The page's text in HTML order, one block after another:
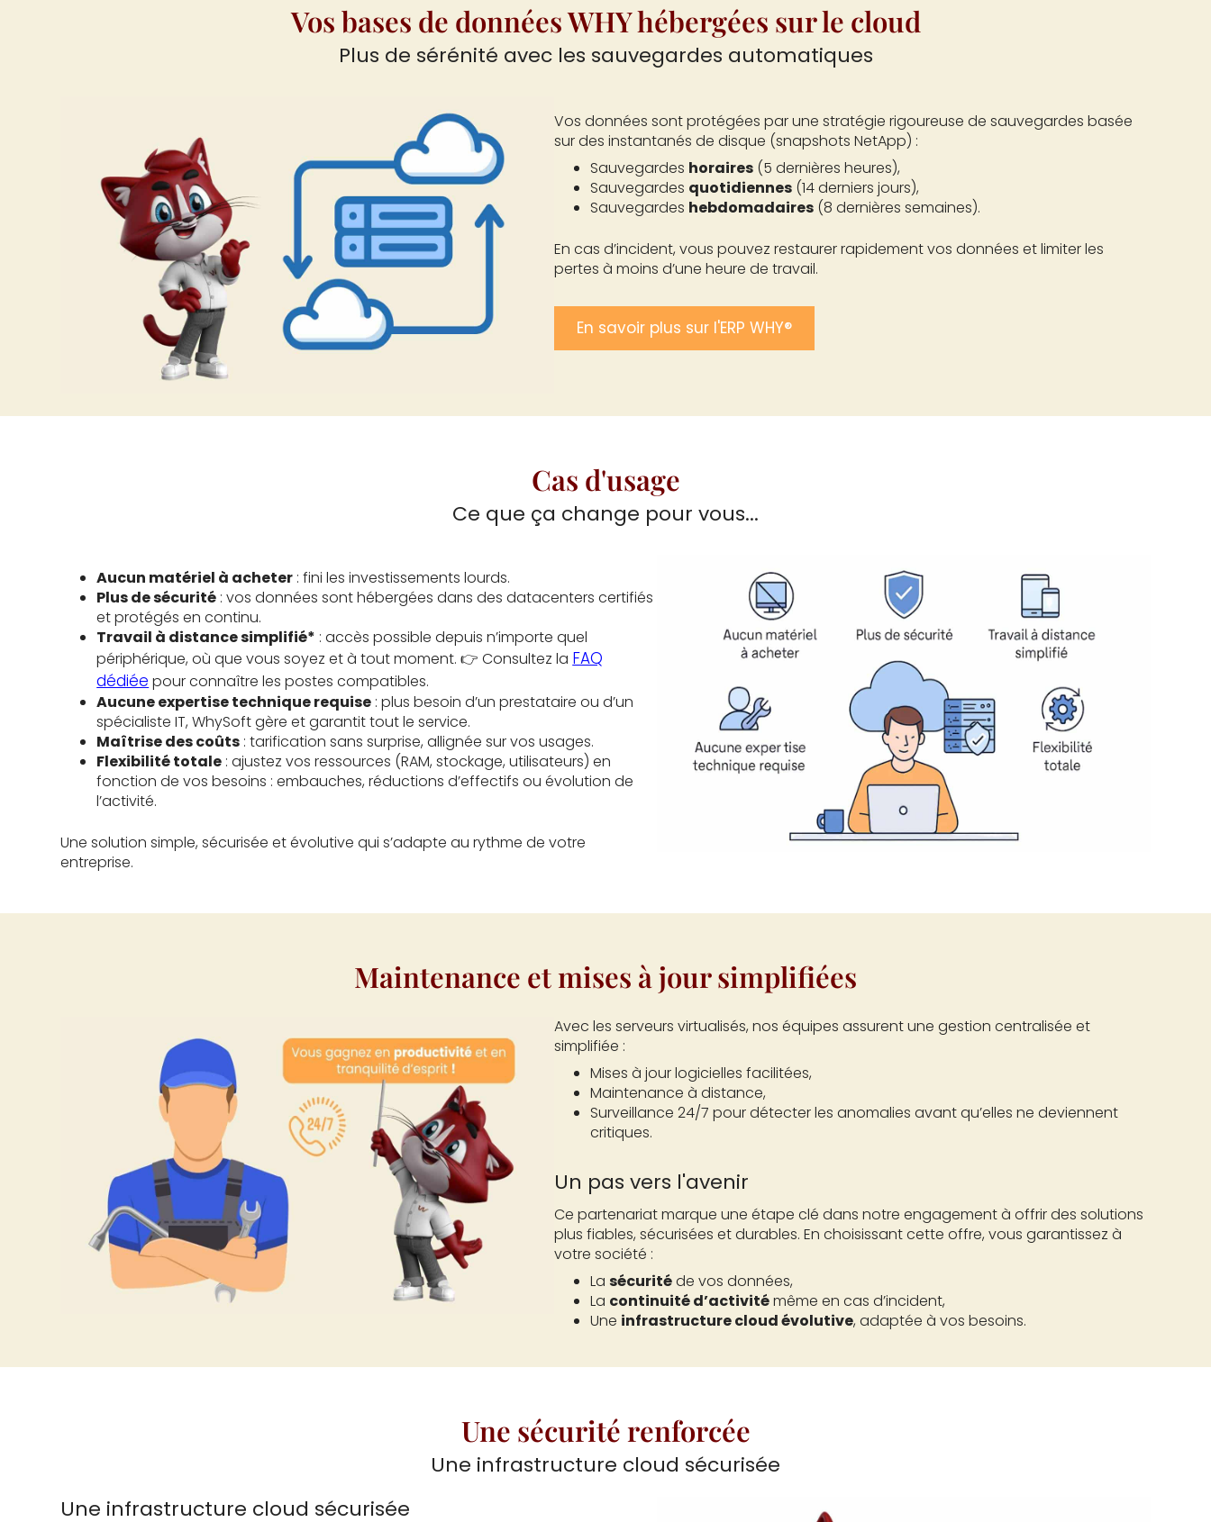
Vos bases de données WHY hébergées sur le cloud
Plus de sérénité avec les sauvegardes automatiques
Vos données sont protégées par une stratégie rigoureuse de sauvegardes basée
sur des instantanés de disque (snapshots NetApp) :
Sauvegardes horaires(5 dernières heures),
Sauvegardes quotidiennes(14 derniers jours),
Sauvegardes hebdomadaires(8 dernières semaines).
En cas d’incident, vous pouvez restaurer rapidement vos données et limiter les
pertes à moins d’une heure de travail.
En savoir plus sur l'ERP WHY®
Cas d'usage
Ce que ça change pour vous...
Aucun matériel à acheter : fini les investissements lourds.
Plus de sécurité : vos données sont hébergées dans des datacenters certifiés
et protégés en continu.
Travail à distance simplifié* : accès possible depuis n’importe quel
périphérique, où que vous soyez et à tout moment. 👉 Consultez la FAQ
dédiée pour connaître les postes compatibles.
Aucune expertise technique requise : plus besoin d’un prestataire ou d’un
spécialiste IT, WhySoft gère et garantit tout le service.
Maîtrise des coûts : tarification sans surprise, allignée sur vos usages.
Flexibilité totale : ajustez vos ressources (RAM, stockage, utilisateurs) en
fonction de vos besoins : embauches, réductions d’effectifs ou évolution de
l’activité.
Une solution simple, sécurisée et évolutive qui s’adapte au rythme de votre
entreprise.
Maintenance et mises à jour simplifiées
Avec les serveurs virtualisés, nos équipes assurent une gestion centralisée et
simplifiée :
Mises à jour logicielles facilitées,
Maintenance à distance,
Surveillance 24/7 pour détecter les anomalies avant qu’elles ne deviennent
critiques.
Un pas vers l'avenir
Ce partenariat marque une étape clé dans notre engagement à offrir des solutions
plus fiables, sécurisées et durables. En choisissant cette offre, vous garantissez à
votre société :
La sécuritéde vos données,
La continuité d’activitémême en cas d’incident,
Une infrastructure cloud évolutive, adaptée à vos besoins.
Une sécurité renforcée
Une infrastructure cloud sécurisée
Une infrastructure cloud sécurisée